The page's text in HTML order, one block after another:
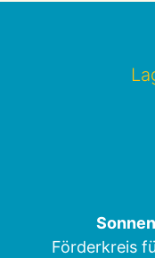
Förderkreis